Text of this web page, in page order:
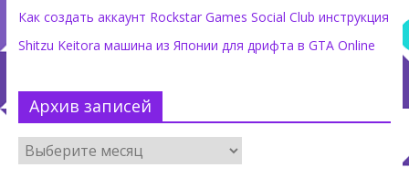
Как создать аккаунт Rockstar Games Social Club инструкция
Shitzu Keitora машина из Японии для дрифта в GTA Online
Архив записей